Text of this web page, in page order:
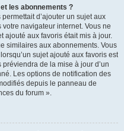
les abonnements ?
d’ajouter un sujet aux
navigateur internet. Vous ne
ajouté aux favoris était mis à jour.
similaires aux abonnements. Vous
sujet ajouté aux favoris est
de la mise à jour d’un
Les options de notification des
depuis le panneau de
du forum ».